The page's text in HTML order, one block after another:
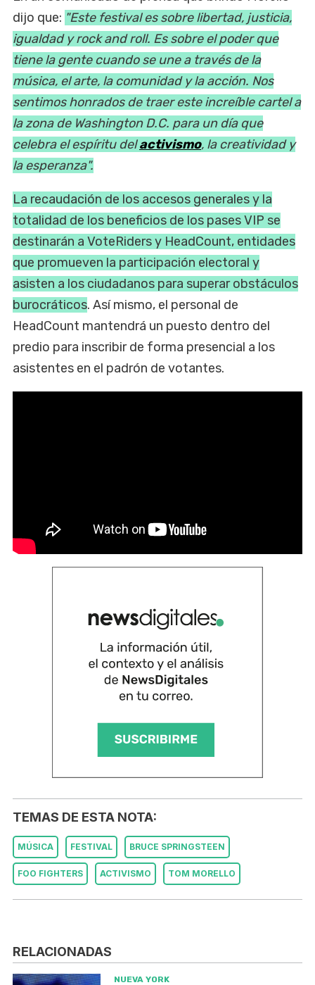
dijo que: "Este festival es sobre libertad, justicia,
igualdad y rock and roll. Es sobre el poder que
tiene la gente cuando se une a través de la
música, el arte, la comunidad y la acción. Nos
sentimos honrados de traer este increíble cartel a
la zona de Washington D.C. para un día que
celebra el espíritu delactivismo, la creatividad y
la esperanza".
La recaudación de los accesos generales y la
totalidad de los beneficios de los pases VIP se
destinarán a VoteRiders y HeadCount, entidades
que promueven la participación electoral y
asisten a los ciudadanos para superar obstáculos
burocráticos. Así mismo, el personal de
HeadCount mantendrá un puesto dentro del
predio para inscribir de forma presencial a los
asistentes en el padrón de votantes.
TEMAS DE ESTA NOTA:
MÚSICA FESTIVAL BRUCE SPRINGSTEEN
FOO FIGHTERS ACTIVISMO TOM MORELLO
RELACIONADAS
NUEVA YORK